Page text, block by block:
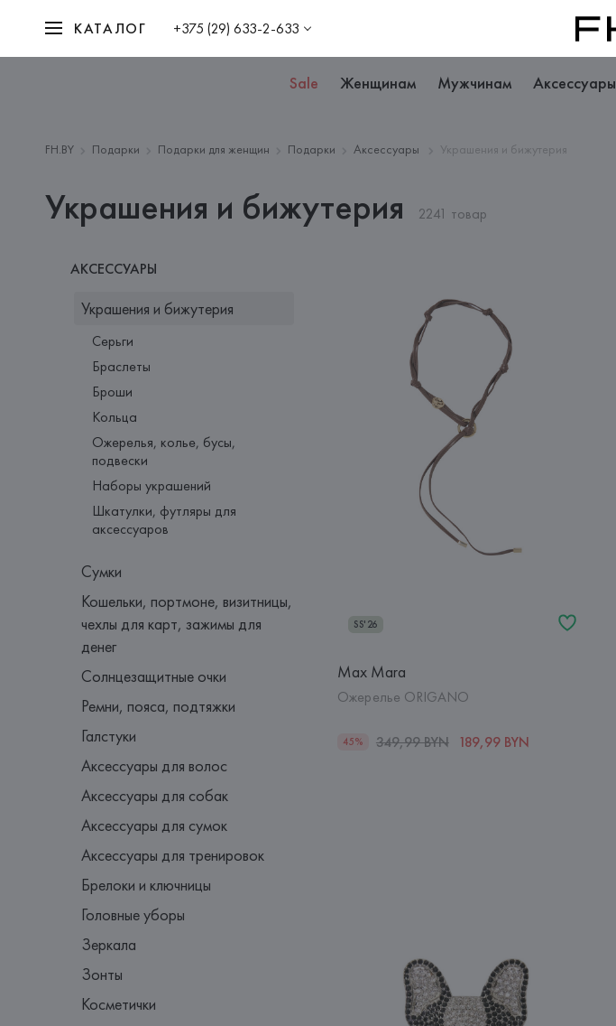
КАТАЛОГ +375 (29) 633-2-633
Sale Женщинам Мужчинам Аксессуары
FH.BY Подарки Подарки для женщин Подарки Аксессуары Украшения и бижутерия
Украшения и бижутерия 2241 товар
АКСЕССУАРЫ
Украшения и бижутерия
Серьги
Браслеты
Броши
Кольца
Ожерелья, колье, бусы,
подвески
Наборы украшений
Шкатулки, футляры для
аксессуаров
Сумки
Кошельки, портмоне, визитницы,
чехлы для карт, зажимы для
денег
Солнцезащитные очки
Ремни, пояса, подтяжки
Галстуки
Аксессуары для волос
Аксессуары для собак
Аксессуары для сумок
Аксессуары для тренировок
Брелоки и ключницы
Головные уборы
Зеркала
Зонты
Косметички
SS'26
Max Mara
Ожерелье ORIGANO
45% 349,99 BYN 189,99 BYN